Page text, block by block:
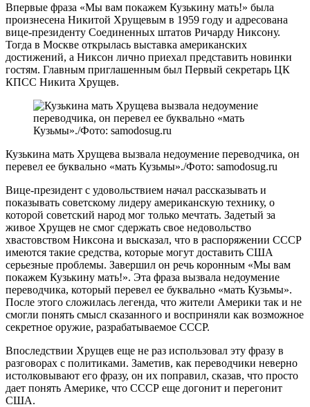
Впервые фраза «Мы вам покажем Кузькину мать!» была
произнесена Никитой Хрущевым в 1959 году и адресована
вице-президенту Соединенных штатов Ричарду Никсону.
Тогда в Москве открылась выставка американских
достижений, а Никсон лично приехал представить новинки
гостям. Главным приглашенным был Первый секретарь ЦК
КПСС Никита Хрущев.
Кузькина мать Хрущева вызвала недоумение переводчика, он
перевел ее буквально «мать Кузьмы»./Фото: samodosug.ru
Вице-президент с удовольствием начал рассказывать и
показывать советскому лидеру американскую технику, о
которой советский народ мог только мечтать. Задетый за
живое Хрущев не смог сдержать свое недовольство
хвастовством Никсона и высказал, что в распоряжении СССР
имеются такие средства, которые могут доставить США
серьезные проблемы. Завершил он речь коронным «Мы вам
покажем Кузькину мать!». Эта фраза вызвала недоумение
переводчика, который перевел ее буквально «мать Кузьмы».
После этого сложилась легенда, что жители Америки так и не
смогли понять смысл сказанного и восприняли как возможное
секретное оружие, разрабатываемое СССР.
Впоследствии Хрущев еще не раз использовал эту фразу в
разговорах с политиками. Заметив, как переводчики неверно
истолковывают его фразу, он их поправил, сказав, что просто
дает понять Америке, что СССР еще догонит и перегонит
США.